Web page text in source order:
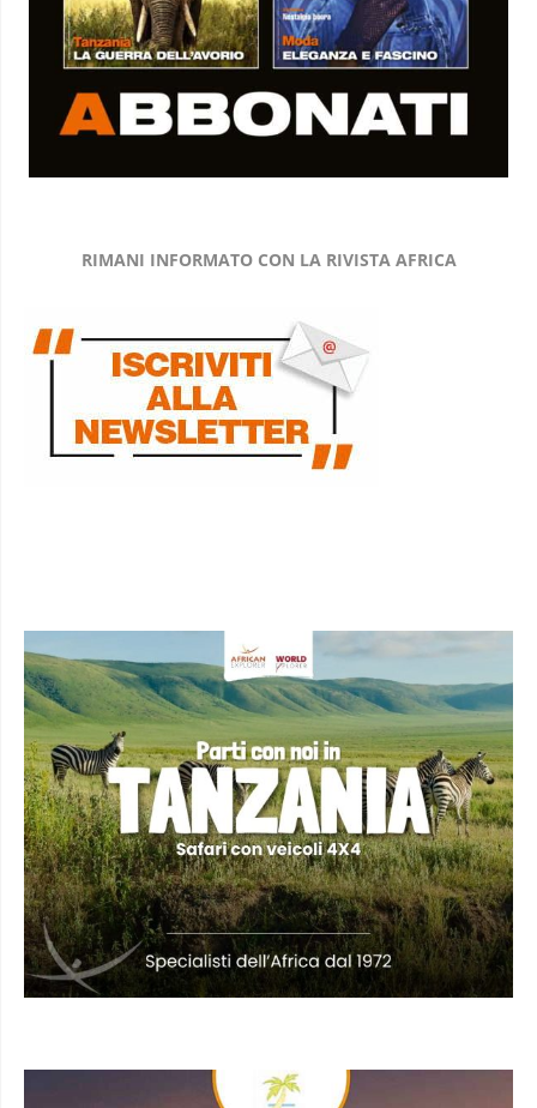
RIMANI INFORMATO CON LA RIVISTA AFRICA